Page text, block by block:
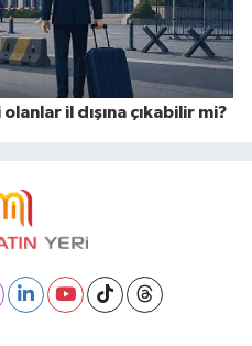
il dışına çıkabilir mi?